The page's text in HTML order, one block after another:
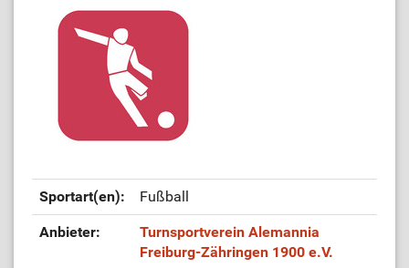
Sportart(en): Fußball
Anbieter:
Turnsportverein Alemannia
Freiburg-Zähringen 1900 e.V.